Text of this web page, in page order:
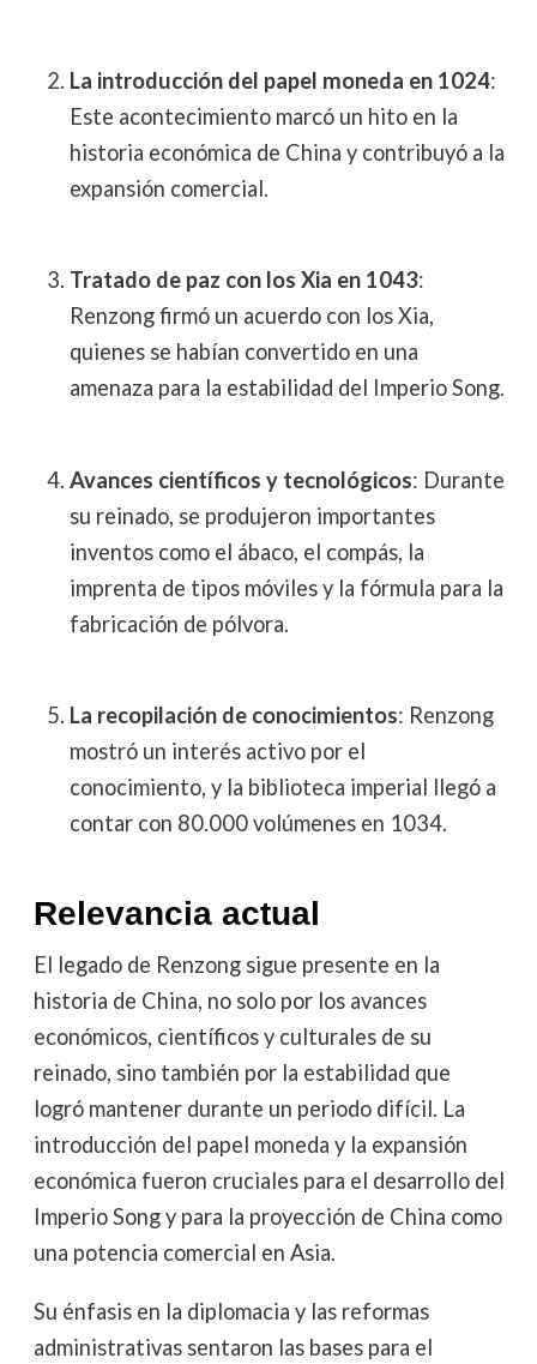
La introducción del papel moneda en 1024:
Este acontecimiento marcó un hito en la
historia económica de China y contribuyó a la
expansión comercial.
Tratado de paz con los Xia en 1043:
Renzong firmó un acuerdo con los Xia,
quienes se habían convertido en una
amenaza para la estabilidad del Imperio Song.
Avances científicos y tecnológicos: Durante
su reinado, se produjeron importantes
inventos como el ábaco, el compás, la
imprenta de tipos móviles y la fórmula para la
fabricación de pólvora.
La recopilación de conocimientos: Renzong
mostró un interés activo por el
conocimiento, y la biblioteca imperial llegó a
contar con 80.000 volúmenes en 1034.
Relevancia actual
El legado de Renzong sigue presente en la
historia de China, no solo por los avances
económicos, científicos y culturales de su
reinado, sino también por la estabilidad que
logró mantener durante un periodo difícil. La
introducción del papel moneda y la expansión
económica fueron cruciales para el desarrollo del
Imperio Song y para la proyección de China como
una potencia comercial en Asia.
Su énfasis en la diplomacia y las reformas
administrativas sentaron las bases para el